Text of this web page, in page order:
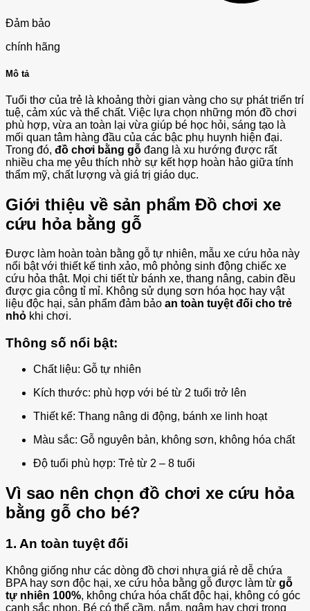
Đảm bảo
chính hãng
Mô tả
Tuổi thơ của trẻ là khoảng thời gian vàng cho sự phát triển trí
tuệ, cảm xúc và thể chất. Việc lựa chọn những món đồ chơi
phù hợp, vừa an toàn lại vừa giúp bé học hỏi, sáng tạo là
mối quan tâm hàng đầu của các bậc phụ huynh hiện đại.
Trong đó, đồ chơi bằng gỗ đang là xu hướng được rất
nhiều cha mẹ yêu thích nhờ sự kết hợp hoàn hảo giữa tính
thẩm mỹ, chất lượng và giá trị giáo dục.
Giới thiệu về sản phẩm Đồ chơi xe
cứu hỏa bằng gỗ
Được làm hoàn toàn bằng gỗ tự nhiên, mẫu xe cứu hỏa này
nổi bật với thiết kế tinh xảo, mô phỏng sinh động chiếc xe
cứu hỏa thật. Mọi chi tiết từ bánh xe, thang nâng, cabin đều
được gia công tỉ mỉ. Không sử dụng sơn hóa học hay vật
liệu độc hại, sản phẩm đảm bảo an toàn tuyệt đối cho trẻ
nhỏ khi chơi.
Thông số nổi bật:
Chất liệu: Gỗ tự nhiên
Kích thước: phù hợp với bé từ 2 tuổi trở lên
Thiết kế: Thang nâng di động, bánh xe linh hoạt
Màu sắc: Gỗ nguyên bản, không sơn, không hóa chất
Độ tuổi phù hợp: Trẻ từ 2 – 8 tuổi
Vì sao nên chọn đồ chơi xe cứu hỏa
bằng gỗ cho bé?
1. An toàn tuyệt đối
Không giống như các dòng đồ chơi nhựa giá rẻ dễ chứa
BPA hay sơn độc hại, xe cứu hỏa bằng gỗ được làm từ gỗ
tự nhiên 100%, không chứa hóa chất độc hại, không có góc
cạnh sắc nhọn. Bé có thể cầm, nắm, ngậm hay chơi trong